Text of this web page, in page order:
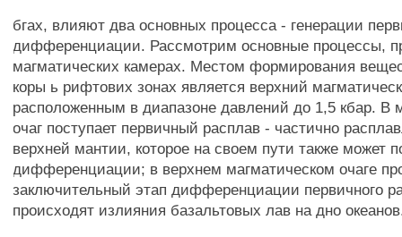
бгах, влияют два основных процесса - генерации
дифференциации. Рассмотрим основные процессы,
магматических камерах. Местом формирования
коры ь рифтових зонах является верхний
расположенным в диапазоне давлений до 1,5 кбар. В
очаг поступает первичный расплав - частично
верхней мантии, которое на своем пути также может
дифференциации; в верхнем магматическом очаге
заключительный этап дифференциации первичного
происходят излияния базальтовых лав на дно